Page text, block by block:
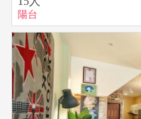
陽台